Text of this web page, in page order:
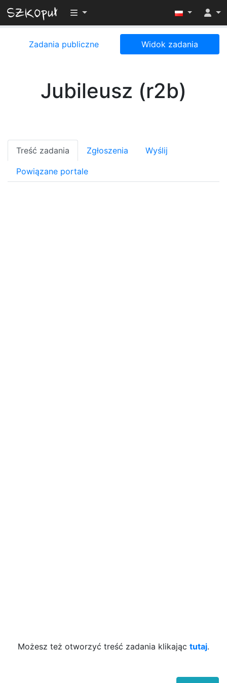
Przełącz widoczność menu
Zadania publiczne Widok zadania
Jubileusz (r2b)
Treść zadania Zgłoszenia Wyślij
Powiązane portale
Możesz też otworzyć treść zadania klikając tutaj.